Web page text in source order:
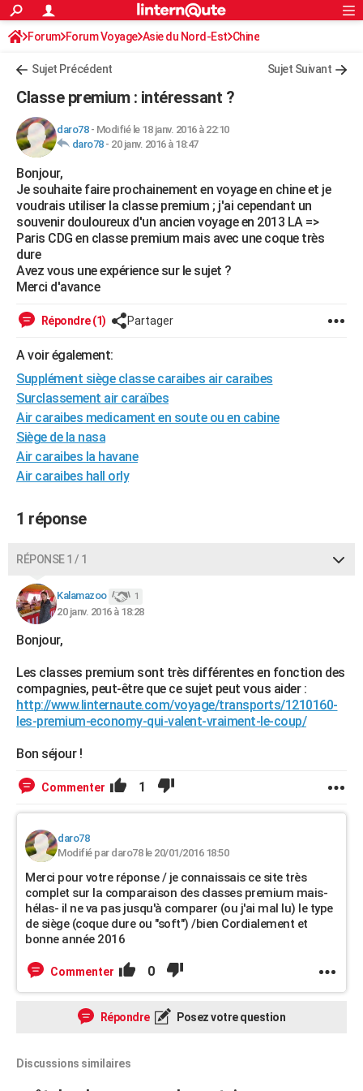
ACTUALITÉS
Politique
Société
Faits Divers
Education
Monde
Villes
+
FINANCE
Retraite
Impôts
Epargne
Immobilier
Risques naturels par ville
Banque
Assurance
Crédit
AUTO
Essais
Réserver un essai
Citadines
Berlines
SUV
Forum auto
+HIGH-TECH
Mobiles
Meilleur smartphone
Internet
Ordinateurs
Jeux vidéo
Guide high-tech
+BRICOLAGE
Forum
Aménagement intérieur
Extérieur
Cuisine
Salle de bains
Jardinage
Rangement
WEEK-END
Guides de France
Escapades
Patrimoine
Expositions
Musées
Week-end nature
+LIFESTYLE
Art de vivre
Bien-être
Loisirs
Mode
Modes de vie
SANTE
VOYAGE
Destinations
City break
Voyage nature
Voyage de noces
Forum
Climat
+PHOTO
GUIDES D'ACHAT
BONS PLANS
CARTE DE VOEUX
Carte de Noël
Carte Bonne année
Carte Saint-Valentin
Carte Pâques
Carte d'anniversaire
DICTIONNAIRE
S'inscrire
Se connecter
Lycées
Collèges
Primaires
Universités
Entreprises
Service militaire
Avis de recherche
AVIS DE DÉCÈS
FORUM
Bricolage
Lifestyle
Culture
Sport
Auto
Television
Voyage
Cinema
S'inscrire
Connexion
Forum Forum Voyage Asie du Nord-Est Chine
Sujet Précédent Sujet Suivant
Classe premium : intéressant ?
daro78- Modifié le 18 janv. 2016 à 22:10
daro78- 20 janv. 2016 à 18:47
Bonjour,
Je souhaite faire prochainement en voyage en chine et je
voudrais utiliser la classe premium ; j'ai cependant un
souvenir douloureux d'un ancien voyage en 2013 LA =>
Paris CDG en classe premium mais avec une coque très
dure
Avez vous une expérience sur le sujet ?
Merci d'avance
Répondre (1) Partager
A voir également:
Supplément siège classe caraibes air caraibes
Surclassement air caraïbes
Air caraibes medicament en soute ou en cabine
Siège de la nasa
Air caraibes la havane
Air caraibes hall orly
1 réponse
RÉPONSE 1 / 1
Kalamazoo 1
20 janv. 2016 à 18:28
Bonjour,
Les classes premium sont très différentes en fonction des
compagnies, peut-être que ce sujet peut vous aider :
http://www.linternaute.com/voyage/transports/1210160-
les-premium-economy-qui-valent-vraiment-le-coup/
Bon séjour !
Commenter 1
daro78
Modifié par daro78 le 20/01/2016 18:50
Merci pour votre réponse / je connaissais ce site très
complet sur la comparaison des classes premium mais-
hélas- il ne va pas jusqu'à comparer (ou j'ai mal lu) le type
de siège (coque dure ou "soft") /bien Cordialement et
bonne année 2016
Commenter 0
Répondre Posez votre question
Discussions similaires